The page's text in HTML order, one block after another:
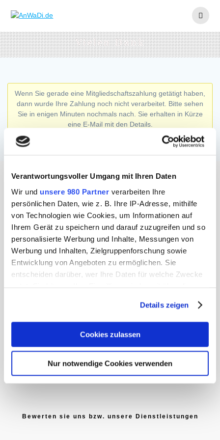
Verantwortungsvoller Umgang mit Ihren Daten
Wir und unsere 980 Partner verarbeiten Ihre
persönlichen Daten, wie z. B. Ihre IP-Adresse, mithilfe
von Technologien wie Cookies, um Informationen auf
Ihrem Gerät zu speichern und darauf zuzugreifen und so
personalisierte Werbung und Inhalte, Messungen von
Werbung und Inhalten, Zielgruppenforschung sowie
Entwicklung von Angeboten zu ermöglichen. Sie
entscheiden darüber, wer Ihre Daten für welche Zwecke
Trigger Symbol ändern oder widerrufen
Erfahren Sie mehr darüber, wie Ihre persönlichen Daten
verarbeitet werden, und legen Sie Ihre Präferenzen im
Details zeigen
Cookies zulassen
Nur notwendige Cookies verwenden
Vielen Dank
Wenn Sie gerade eine Mitgliedschaftszahlung getätigt haben,
dann wurde Ihre Zahlung noch nicht verarbeitet. Bitte sehen
Sie in enigen Minuten nochmals nach. Sie erhalten in Kürze
eine E-Mail mit den Details.
AnWaDi.de
Andreas Waschefort
Gartenstr.15
49406 Barnstorf
ID Nr
Tel: +49 5442 5017 824
E-Mail:office@anwadi.de
Datenschutz–Impressum
Bewerten sie uns bzw. unsere Dienstleistungen